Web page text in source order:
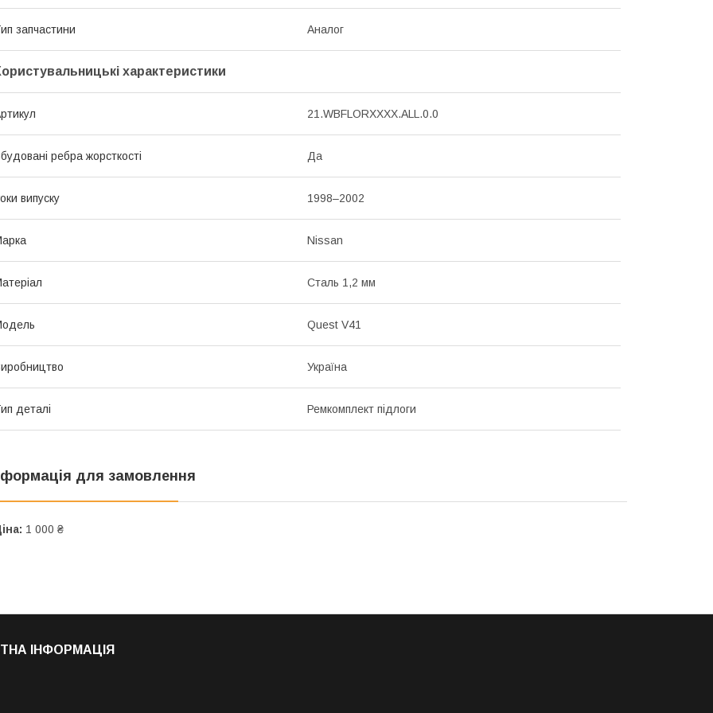
запчастини Аналог
характеристики
21.WBFLORXXXX.ALL.0.0
ребра жорсткості Да
випуску 1998–2002
Nissan
Сталь 1,2 мм
Quest V41
Україна
деталі Ремкомплект підлоги
для замовлення
1 000 ₴
ІНФОРМАЦІЯ